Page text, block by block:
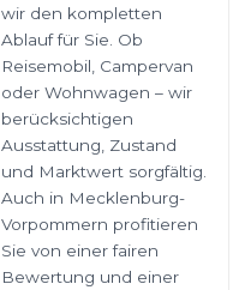
wir den kompletten
Ablauf für Sie. Ob
Reisemobil, Campervan
oder Wohnwagen – wir
berücksichtigen
Ausstattung, Zustand
und Marktwert sorgfältig.
Auch in Mecklenburg-
Vorpommern profitieren
Sie von einer fairen
Bewertung und einer